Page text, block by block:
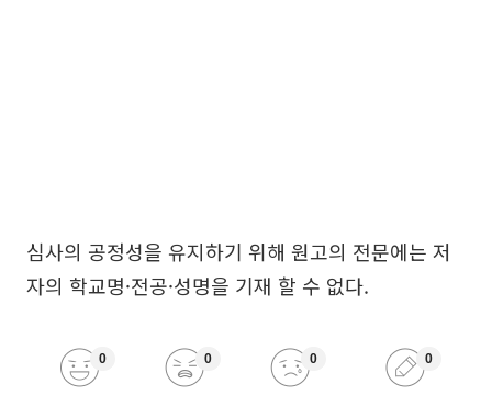
심사의 공정성을 유지하기 위해 원고의 전문에는 저
자의 학교명·전공·성명을 기재 할 수 없다.
0 0 0 0